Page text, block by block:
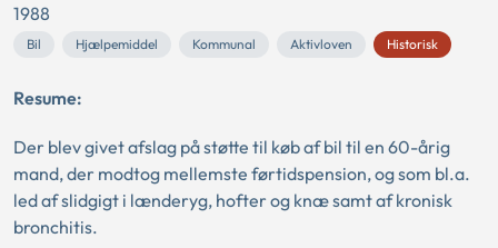
1988
Bil Hjælpemiddel Kommunal Aktivloven Historisk
Resume:
Der blev givet afslag på støtte til køb af bil til en 60-årig
mand, der modtog mellemste førtidspension, og som bl.a.
led af slidgigt i lænderyg, hofter og knæ samt af kronisk
bronchitis.